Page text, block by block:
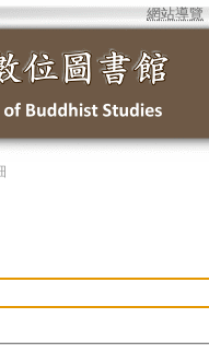
網站導覽